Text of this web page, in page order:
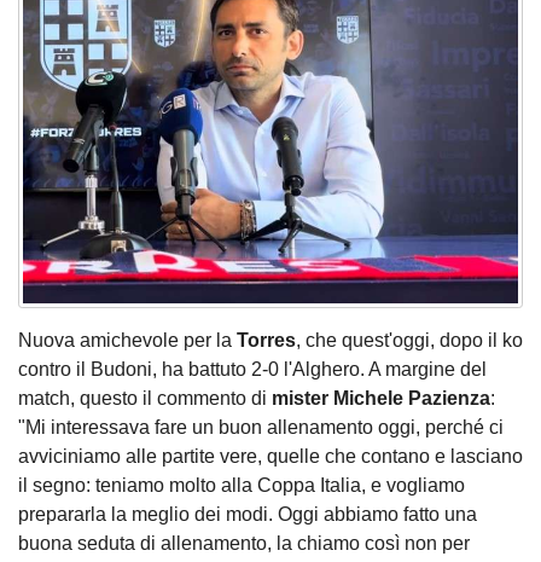
Nuova amichevole per la Torres, che quest'oggi, dopo il ko
contro il Budoni, ha battuto 2-0 l'Alghero. A margine del
match, questo il commento di mister Michele Pazienza:
"Mi interessava fare un buon allenamento oggi, perché ci
avviciniamo alle partite vere, quelle che contano e lasciano
il segno: teniamo molto alla Coppa Italia, e vogliamo
prepararla la meglio dei modi. Oggi abbiamo fatto una
buona seduta di allenamento, la chiamo così non per